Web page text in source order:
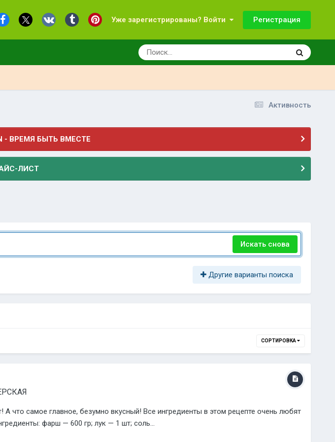
Уже зарегистрированы? Войти Регистрация
Активность
- ВРЕМЯ БЫТЬ ВМЕСТЕ
ЛИСТ
Искать снова
Другие варианты поиска
СОРТИРОВКА
что самое главное, безумно вкусный! Все ингредиенты в этом рецепте очень любят
фарш — 600 гр; лук — 1 шт; соль...